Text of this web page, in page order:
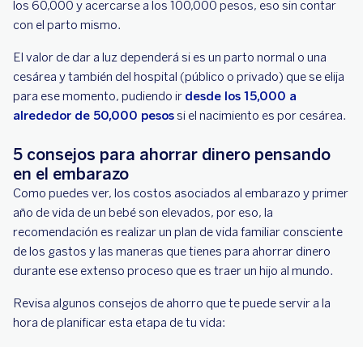
los 60,000 y acercarse a los 100,000 pesos, eso sin contar
con el parto mismo.
El valor de dar a luz dependerá si es un parto normal o una
cesárea y también del hospital (público o privado) que se elija
para ese momento, pudiendo ir desde los 15,000 a
alrededor de 50,000 pesossi el nacimiento es por cesárea.
5 consejos para ahorrar dinero pensando
en el embarazo
Como puedes ver, los costos asociados al embarazo y primer
año de vida de un bebé son elevados, por eso, la
recomendación es realizar un plan de vida familiar consciente
de los gastos y las maneras que tienes para ahorrar dinero
durante ese extenso proceso que es traer un hijo al mundo.
Revisa algunos consejos de ahorro que te puede servir a la
hora de planificar esta etapa de tu vida: